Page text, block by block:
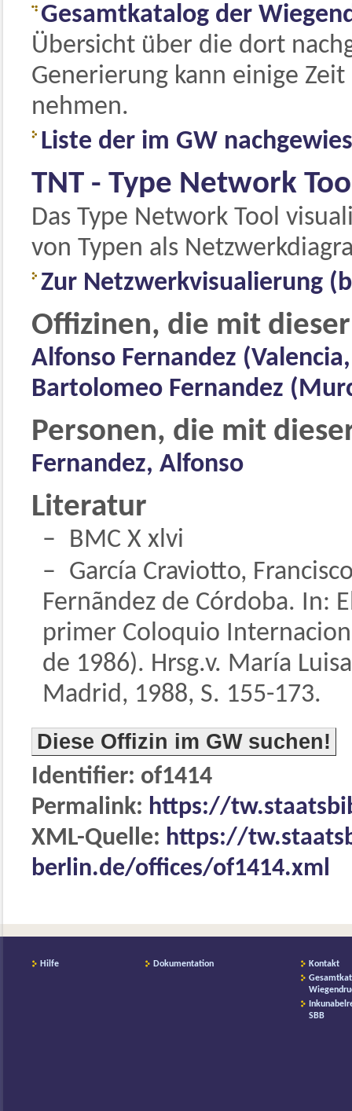
Gesamtkatalog der
Übersicht über die dort
Generierung kann einige
nehmen.
Liste der im GW
TNT - Type Network
Das Type Network Tool
von Typen als
Zur Netzwerkvisualierung
Offizinen, die mit
Alfonso Fernandez
Bartolomeo Fernandez
Personen, die mit
Fernandez, Alfonso
Literatur
BMC X xlvi
García Craviotto,
Fernãndez de Córdoba. In:
primer Coloquio
de 1986). Hrsg.v. María
Madrid, 1988, S. 155-173.
Diese Offizin im GW suchen!
Identifier: of1414
Permalink: https://
XML-Quelle: https://
berlin.de/offices/of1414.xml
Hilfe Dokumentation
Kontakt
SBB